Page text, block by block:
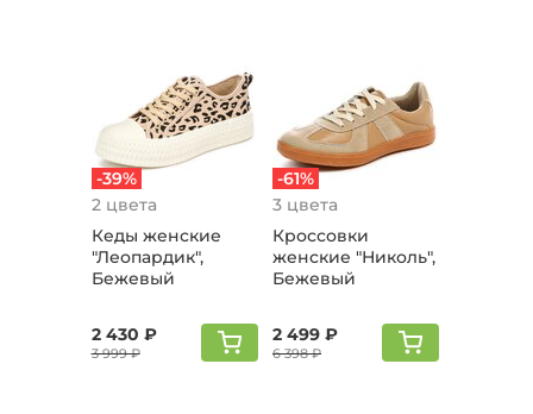
-39%
2 цвета
Кеды женские
"Леопардик",
Бежевый
2 430 ₽
3 999 ₽
-61%
3 цвета
Кроссовки
женские "Николь",
Бежевый
2 499 ₽
6 398 ₽